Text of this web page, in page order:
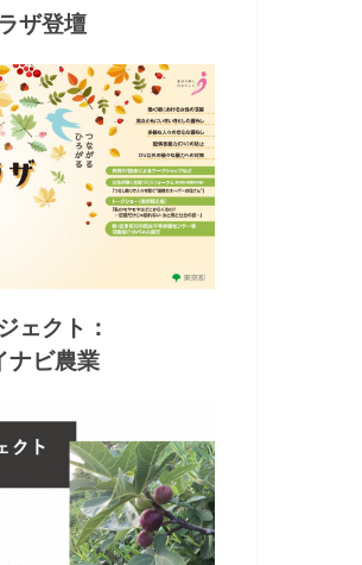
ザ登壇
ェクト：
ビ農業